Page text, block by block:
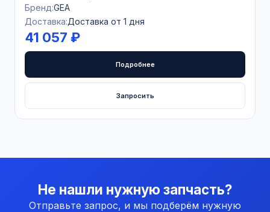
Бренд:GEA
Доставка:Доставка от 1 дня
41 057 ₽
Подробнее
Запросить
Не нашли нужную запчасть?
Отправьте запрос, и мы подберём нужную